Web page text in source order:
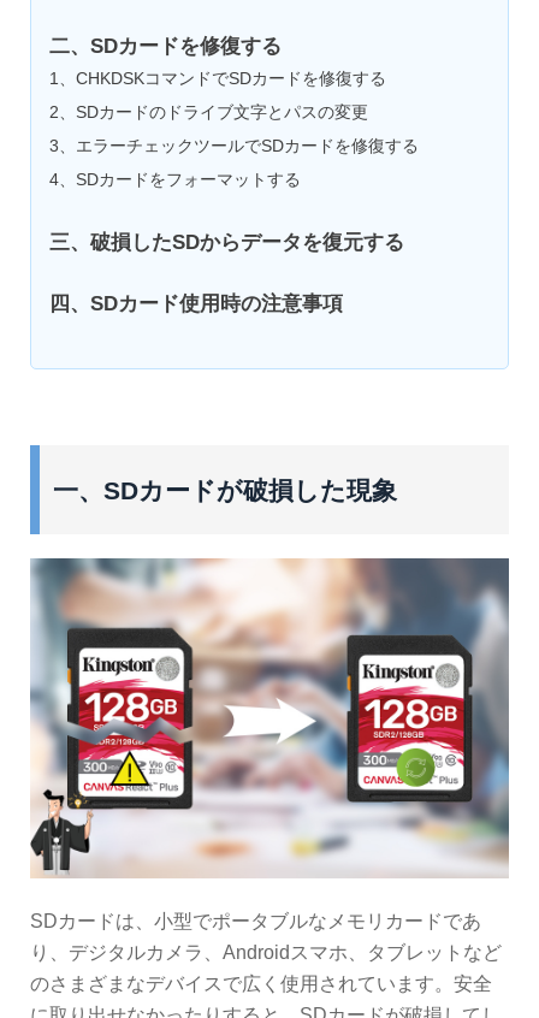
二、SDカードを修復する
1、CHKDSKコマンドでSDカードを修復する
2、SDカードのドライブ文字とパスの変更
3、エラーチェックツールでSDカードを修復する
4、SDカードをフォーマットする
三、破損したSDからデータを復元する
四、SDカード使用時の注意事項
一、SDカードが破損した現象
SDカードは、小型でポータブルなメモリカードであ
り、デジタルカメラ、Androidスマホ、タブレットなど
のさまざまなデバイスで広く使用されています。安全